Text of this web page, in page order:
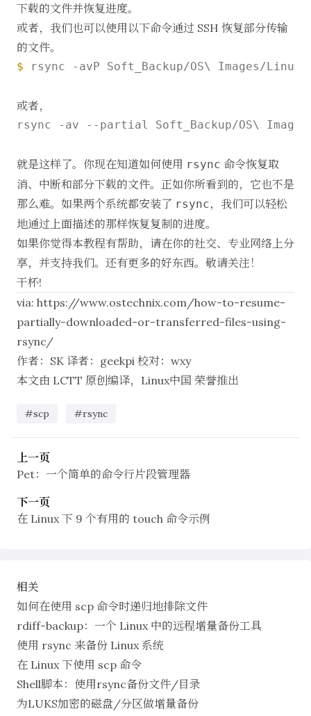
下载的文件并恢复进度。
或者，我们也可以使用以下命令通过 SSH 恢复部分传输
的文件。
$ rsync -avP Soft_Backup/OS\ Images/
或者，
rsync -av --partial Soft_Backup/OS\
就是这样了。你现在知道如何使用 rsync 命令恢复取
消、中断和部分下载的文件。正如你所看到的，它也不是
那么难。如果两个系统都安装了 rsync，我们可以轻松
地通过上面描述的那样恢复复制的进度。
如果你觉得本教程有帮助，请在你的社交、专业网络上分
享，并支持我们。还有更多的好东西。敬请关注！
干杯!
via: https://www.ostechnix.com/how-to-resume-
partially-downloaded-or-transferred-files-using-
rsync/
作者： SK 译者： geekpi 校对： wxy
本文由 LCTT 原创编译， Linux中国 荣誉推出
#scp #rsync
上一页
Pet：一个简单的命令行片段管理器
下一页
在 Linux 下 9 个有用的 touch 命令示例
相关
如何在使用 scp 命令时递归地排除文件
rdiff-backup：一个 Linux 中的远程增量备份工具
使用 rsync 来备份 Linux 系统
在 Linux 下使用 scp 命令
Shell脚本：使用rsync备份文件/目录
为LUKS加密的磁盘/分区做增量备份